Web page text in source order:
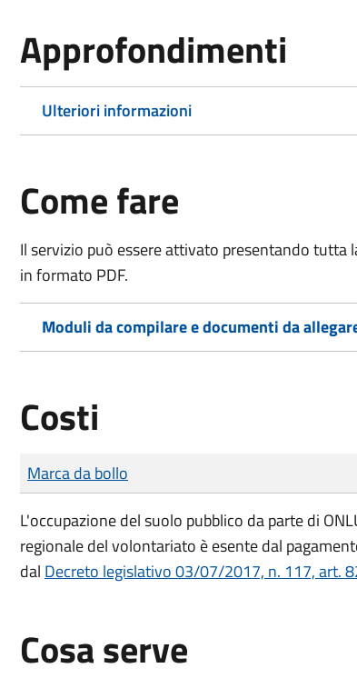
Approfondimenti
Ulteriori informazioni
Come fare
Il servizio può essere attivato presentando
in formato PDF.
Moduli da compilare e documenti da
Costi
Tipo di pagamento
Importo
Marca da bollo
L'occupazione del suolo pubblico da parte di
regionale del volontariato è esente dal
dal Decreto legislativo 03/07/2017, n. 117, art.
Cosa serve